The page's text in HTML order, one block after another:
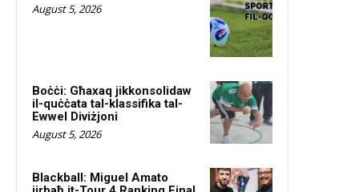
August 5, 2026
Boċċi: Għaxaq jikkonsolidaw
il-quċċata tal-klassifika tal-
Ewwel Diviżjoni
August 5, 2026
Blackball: Miguel Amato